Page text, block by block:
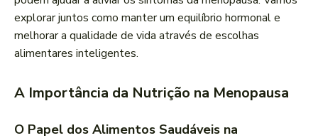
d
e
á
u
i
explorar juntos como manter um equilíbrio hormonal e
melhorar a qualidade de vida através de escolhas
alimentares inteligentes.
A Importância da Nutrição na Menopausa
O Papel dos Alimentos Saudáveis na